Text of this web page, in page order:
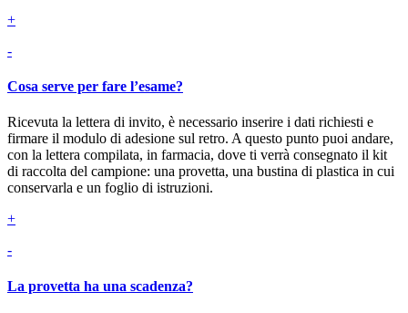
+
-
Cosa serve per fare l’esame?
Ricevuta la lettera di invito, è necessario inserire i dati richiesti e
firmare il modulo di adesione sul retro. A questo punto puoi andare,
con la lettera compilata, in farmacia, dove ti verrà consegnato il kit
di raccolta del campione: una provetta, una bustina di plastica in cui
conservarla e un foglio di istruzioni.
+
-
La provetta ha una scadenza?